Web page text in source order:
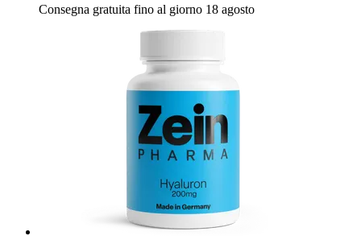
Consegna gratuita fino al giorno 18 agosto